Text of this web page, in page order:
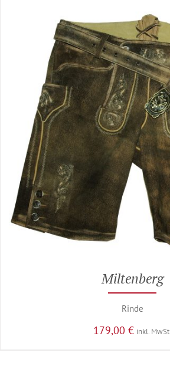
Miltenberg
Rinde
179,00 € inkl. MwSt.